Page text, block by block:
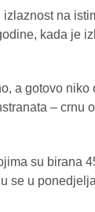
na
kada je
a gotovo niko
– crnu
su birana
se u